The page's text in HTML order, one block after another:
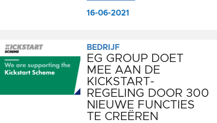
16-06-2021
BEDRIJF
EG GROUP DOET
MEE AAN DE
KICKSTART-
REGELING DOOR 300
NIEUWE FUNCTIES
TE CREËREN